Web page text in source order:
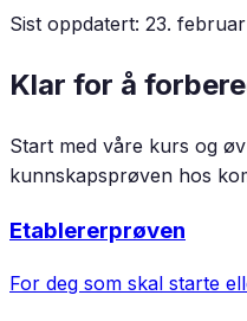
Sist oppdatert: 23.
Klar for å
Start med våre kurs og
kunnskapsprøven hos
Etablererprøven
For deg som skal starte